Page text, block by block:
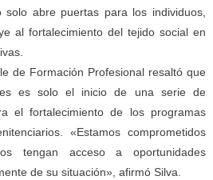
abre puertas para los individuos,
al fortalecimiento del tejido social en
de Formación Profesional resaltó que
es solo el inicio de una serie de
el fortalecimiento de los programas
«Estamos comprometidos
tengan acceso a oportunidades
de su situación», afirmó Silva.